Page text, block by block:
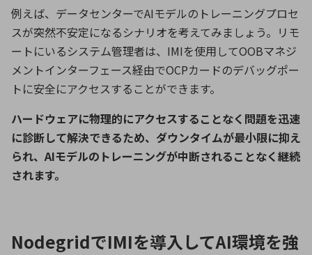
例えば、データセンターでAIモデルのトレーニングプロセ
スが突然不安定になるシナリオを考えてみましょう。リモ
ートにいるシステム管理者は、IMIを使用してOOBマネジ
メントインターフェース経由でOCPカードのデバッグポー
トに安全にアクセスすることができます。
ハードウェアに物理的にアクセスすることなく問題を迅速
に診断して解決できるため、ダウンタイムが最小限に抑え
られ、AIモデルのトレーニングが中断されることなく継続
されます。
NodegridでIMIを導入してAI環境を強